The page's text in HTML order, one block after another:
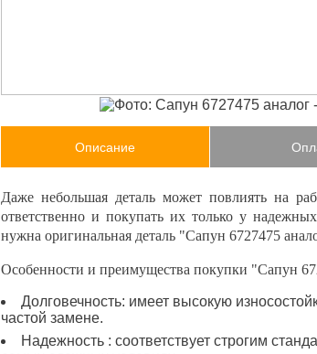
Описание
Даже небольшая деталь может повлиять на
ответственно и покупать их только у
нужна оригинальная деталь "Сапун 6727475
Особенности и преимущества покупки "Сапун
Долговечность: имеет высокую
частой замене.
Надежность : соответствует строгим